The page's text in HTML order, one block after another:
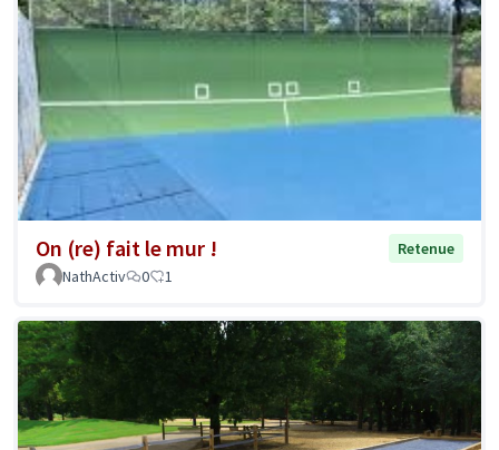
On (re) fait le mur !
Retenue
NathActiv
0 1